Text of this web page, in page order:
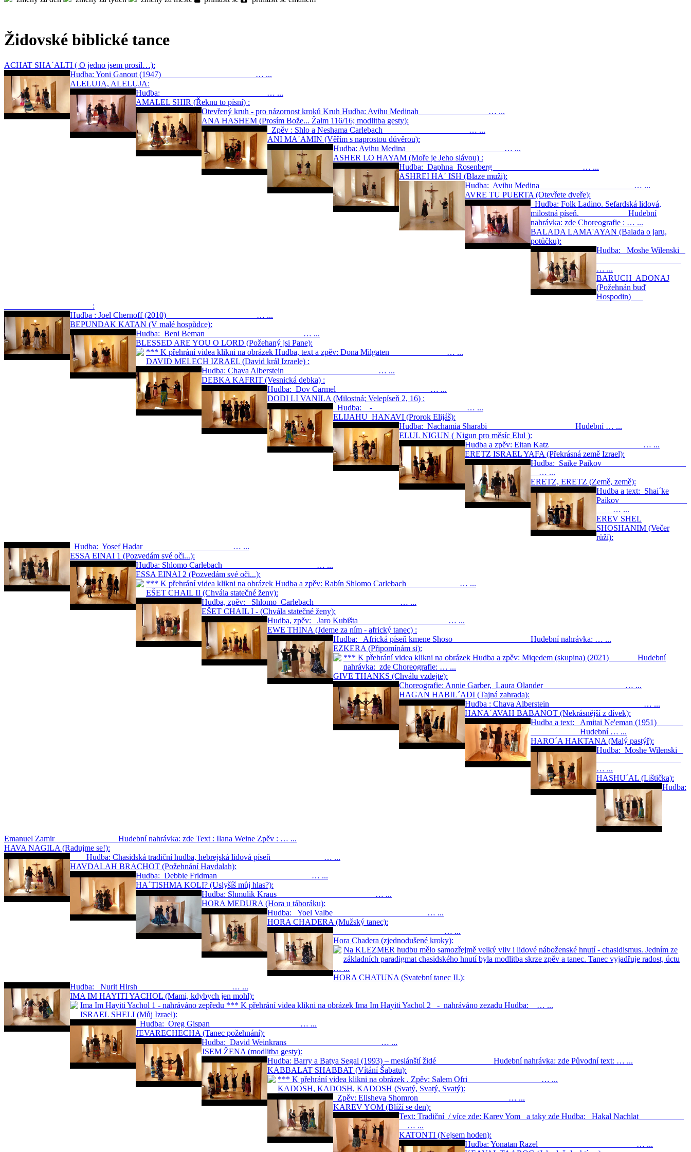
Židovské biblické tance
ACHAT SHA´ALTI ( O jedno jsem prosil…):
Hudba: Yoni Ganout (1947) … ...
ALELUJA, ALELUJA:
Hudba: … ...
AMALEL SHIR (Řeknu to písní) :
Otevřený kruh - pro názornost kroků Kruh Hudba: Avihu Medinah … ...
ANA HASHEM (Prosím Bože... Žalm 116/16; modlitba gesty):
Zpěv : Shlo a Neshama Carlebach … ...
ANI MA´AMIN (Věřím s naprostou důvěrou):
Hudba: Avihu Medina … ...
ASHER LO HAYAM (Moře je Jeho slávou) :
Hudba: Daphna Rosenberg … ...
ASHREI HA´ ISH (Blaze muži):
Hudba: Avihu Medina … ...
AVRE TU PUERTA (Otevřete dveře):
Hudba: Folk Ladino. Sefardská lidová,
milostná píseň. Hudební
nahrávka: zde Choreografie : … ...
BALADA LAMA'AYAN (Balada o jaru,
potůčku):
Hudba: Moshe Wilenski
… ...
BARUCH ADONAJ
(Požehnán buď
Hospodin)
:
Hudba : Joel Chernoff (2010) … ...
BEPUNDAK KATAN (V malé hospůdce):
Hudba: Beni Beman … ...
BLESSED ARE YOU O LORD (Požehaný jsi Pane):
*** K přehrání videa klikni na obrázek Hudba, text a zpěv: Dona Milgaten … ...
DAVID MELECH IZRAEL (David král Izraele) :
Hudba: Chava Alberstein … ...
DEBKA KAFRIT (Vesnická debka) :
Hudba: Dov Carmel … ...
DODI LI VANILA (Milostná; Velepíseň 2, 16) :
Hudba: - … ...
ELIJAHU HANAVI (Prorok Elijáš):
Hudba: Nachamia Sharabi Hudební … ...
ELUL NIGUN ( Nigun pro měsíc Elul ):
Hudba a zpěv: Eitan Katz … ...
ERETZ ISRAEL YAFA (Překrásná země Izrael):
Hudba: Saike Paikov
… ...
ERETZ, ERETZ (Země, země):
Hudba a text: Shai´ke
Paikov
… ...
EREV SHEL
SHOSHANIM (Večer
růží):
Hudba: Yosef Hadar … ...
ESSA EINAI 1 (Pozvedám své oči...):
Hudba: Shlomo Carlebach … ...
ESSA EINAI 2 (Pozvedám své oči...):
*** K přehrání videa klikni na obrázek Hudba a zpěv: Rabín Shlomo Carlebach … ...
EŠET CHAIL II (Chvála statečné ženy):
Hudba, zpěv: Shlomo Carlebach … ...
EŠET CHAIL I - (Chvála statečné ženy):
Hudba, zpěv: Jaro Kubišta … ...
EWE THINA (Jdeme za ním - africký tanec) :
Hudba: Africká píseň kmene Shoso Hudební nahrávka: … ...
EZKERA (Připomínám si):
*** K přehrání videa klikni na obrázek Hudba a zpěv: Miqedem (skupina) (2021) Hudební
nahrávka: zde Choreografie: … ...
GIVE THANKS (Chválu vzdejte):
Choreografie: Annie Garber, Laura Olander … ...
HAGAN HABIL´ADI (Tajná zahrada):
Hudba : Chava Alberstein … ...
HANA´AVAH BABANOT (Nekrásnější z dívek):
Hudba a text: Amitai Ne'eman (1951)
Hudební … ...
HARO´A HAKTANA (Malý pastýř):
Hudba: Moshe Wilenski
… ...
HASHU´AL (Lištička):
Hudba:
Emanuel Zamir Hudební nahrávka: zde Text : Ilana Weine Zpěv : … ...
HAVA NAGILA (Radujme se!):
Hudba: Chasidská tradiční hudba, hebrejská lidová píseň … ...
HAVDALAH BRACHOT (Požehnání Havdalah):
Hudba: Debbie Fridman … ...
HA´TISHMA KOLI? (Uslyšíš můj hlas?):
Hudba: Shmulik Kraus … ...
HORA MEDURA (Hora u táboráku):
Hudba: Yoel Valbe … ...
HORA CHADERA (Mužský tanec):
… ...
Hora Chadera (zjednodušené kroky):
Na KLEZMER hudbu mělo samozřejmě velký vliv i lidové náboženské hnutí - chasidismus. Jedním ze
základních paradigmat chasidského hnutí byla modlitba skrze zpěv a tanec. Tanec vyjadřuje radost, úctu
… ...
HORA CHATUNA (Svatební tanec II.):
Hudba: Nurit Hirsh … ...
IMA IM HAYITI YACHOL (Mami, kdybych jen mohl):
Ima Im Hayiti Yachol 1 - nahráváno zepředu *** K přehrání videa klikni na obrázek Ima Im Hayiti Yachol 2 - nahráváno zezadu Hudba: … ...
ISRAEL SHELI (Můj Izrael):
Hudba: Oreg Gispan … ...
JEVARECHECHA (Tanec požehnání):
Hudba: David Weinkrans … ...
JSEM ŽENA (modlitba gesty):
Hudba: Barry a Batya Segal (1993) – mesiánští židé Hudební nahrávka: zde Původní text: … ...
KABBALAT SHABBAT (Vítání Šabatu):
*** K přehrání videa klikni na obrázek . Zpěv: Salem Ofri … ...
KADOSH, KADOSH, KADOSH (Svatý, Svatý, Svatý):
Zpěv: Elisheva Shomron … ...
KAREV YOM (Blíží se den):
Text: Tradiční / více zde: Karev Yom a taky zde Hudba: Hakal Nachlat
… ...
KATONTI (Nejsem hoden):
Hudba: Yonatan Razel … ...